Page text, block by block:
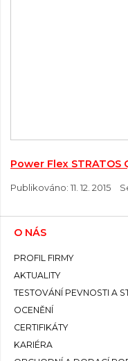
Power Flex STRATOS
Publikováno: 11. 12. 2015
O NÁS
PROFIL FIRMY
AKTUALITY
TESTOVÁNÍ PEVNOSTI A
OCENĚNÍ
CERTIFIKÁTY
KARIÉRA